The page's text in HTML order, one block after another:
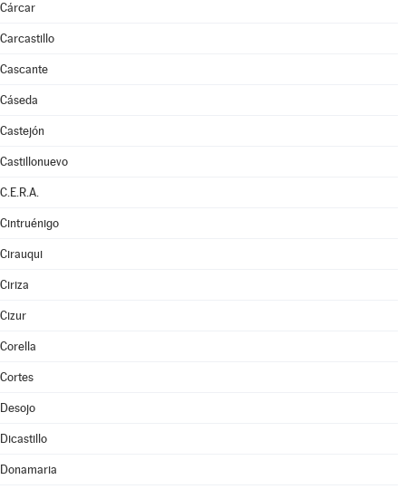
Cárcar
Carcastillo
Cascante
Cáseda
Castejón
Castillonuevo
C.E.R.A.
Cintruénigo
Cirauqui
Ciriza
Cizur
Corella
Cortes
Desojo
Dicastillo
Donamaria